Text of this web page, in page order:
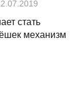
стать
механизм